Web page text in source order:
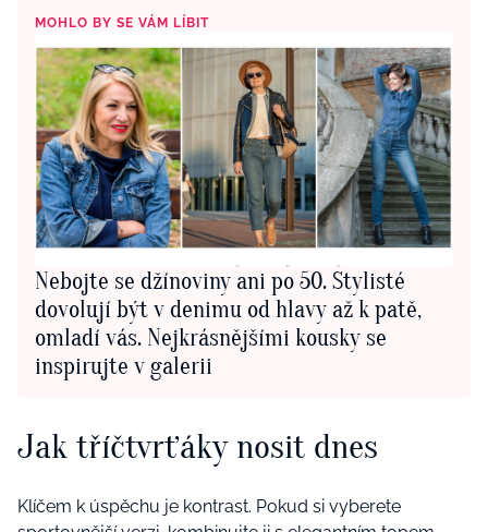
MOHLO BY SE VÁM LÍBIT
Nebojte se džínoviny ani po 50. Stylisté
dovolují být v denimu od hlavy až k patě,
omladí vás. Nejkrásnějšími kousky se
inspirujte v galerii
Jak tříčtvrťáky nosit dnes
Klíčem k úspěchu je kontrast. Pokud si vyberete